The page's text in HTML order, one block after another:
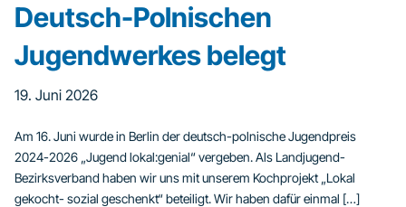
Deutsch-Polnischen
Jugendwerkes belegt
19. Juni 2026
Am 16. Juni wurde in Berlin der deutsch-polnische Jugendpreis
2024-2026 „Jugend lokal:genial“ vergeben. Als Landjugend-
Bezirksverband haben wir uns mit unserem Kochprojekt „Lokal
gekocht- sozial geschenkt“ beteiligt. Wir haben dafür einmal […]